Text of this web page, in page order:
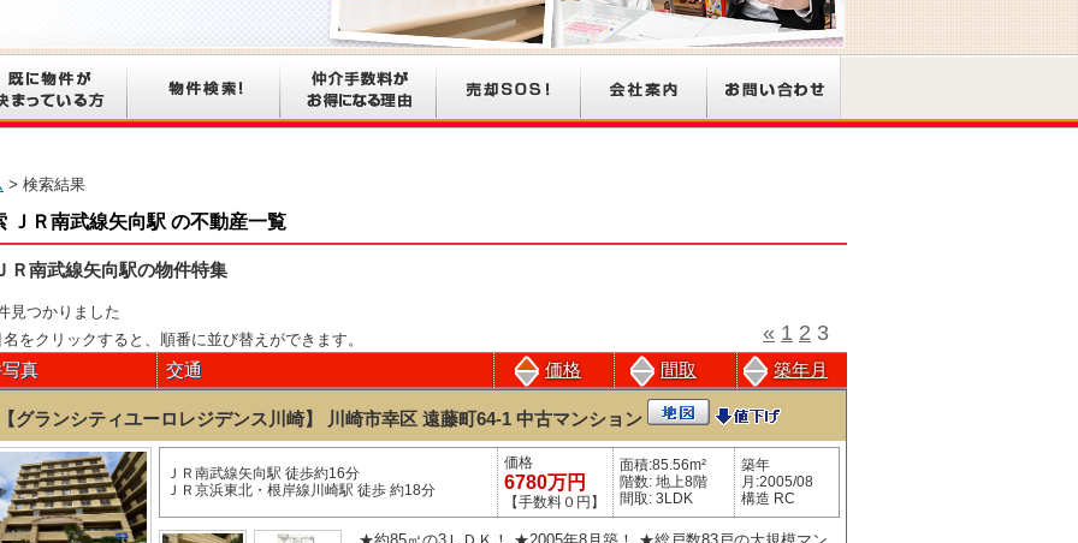
> 検索結果
ＪＲ南武線矢向駅 の不動産一覧
Ｒ南武線矢向駅の物件特集
見つかりました
をクリックすると、順番に並び替えができます。
真 交通 価格 間取 築年月
« 1 2 3
グランシティユーロレジデンス川崎】 川崎市幸区 遠藤町64-1 中古マンション
ＪＲ南武線矢向駅 徒歩約16分
ＪＲ京浜東北・根岸線川崎駅 徒歩 約18分
価格
6780万円
【手数料０円】
面積:85.56m²
階数: 地上8階
間取: 3LDK
築年
月:2005/08
構造 RC